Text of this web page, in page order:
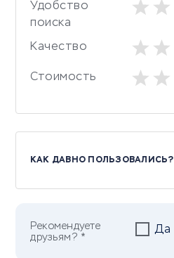
Удобство
поиска
Качество
Стоимость
КАК ДАВНО ПОЛЬЗОВАЛИСЬ?
Рекомендуете
друзьям? *
Да